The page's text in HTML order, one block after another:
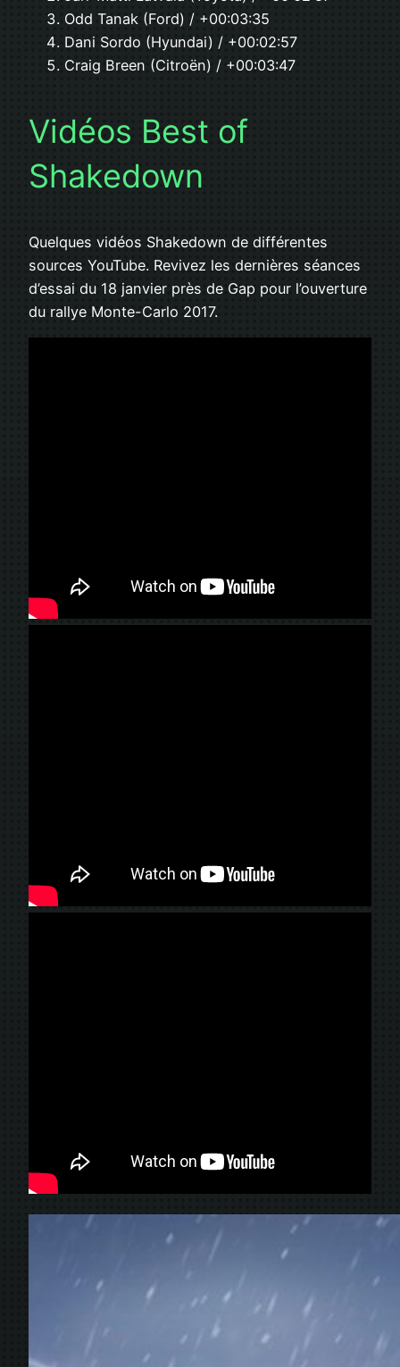
Odd Tanak (Ford) / +00:03:35
Dani Sordo (Hyundai) / +00:02:57
Craig Breen (Citroën) / +00:03:47
Vidéos Best of
Shakedown
Quelques vidéos Shakedown de différentes
sources YouTube. Revivez les dernières séances
d’essai du 18 janvier près de Gap pour l’ouverture
du rallye Monte-Carlo 2017.